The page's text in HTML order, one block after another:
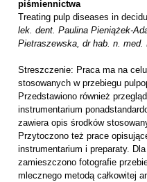
piśmiennictwa
Treating pulp diseases in
lek. dent. Paulina Pieniążek-
Pietraszewska, dr hab. n.
Streszczenie: Praca ma na
stosowanych w przebiegu
Przedstawiono również
instrumentarium
zawiera opis środków
Przytoczono też prace
instrumentarium i preparaty.
zamieszczono fotografie
mlecznego metodą całkowitej